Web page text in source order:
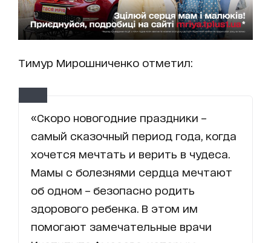
Тимур Мирошниченко отметил:
«Скоро новогодние праздники –
самый сказочный период года, когда
хочется мечтать и верить в чудеса.
Мамы с болезнями сердца мечтают
об одном – безопасно родить
здорового ребенка. В этом им
помогают замечательные врачи